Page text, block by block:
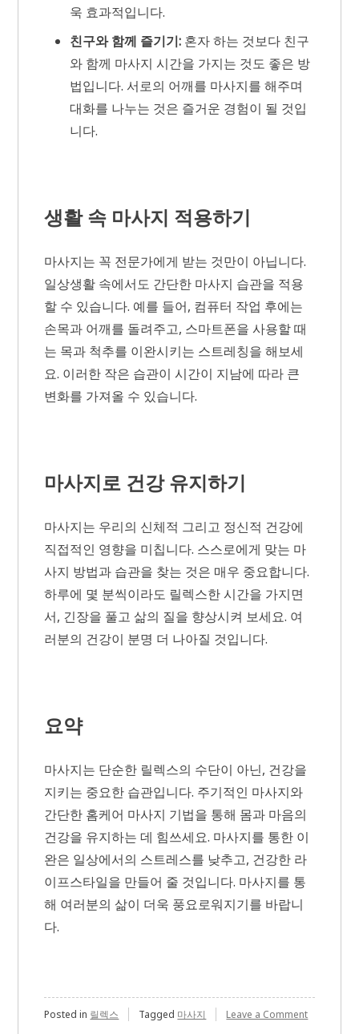
욱 효과적입니다.
친구와 함께 즐기기: 혼자 하는 것보다 친구
와 함께 마사지 시간을 가지는 것도 좋은 방
법입니다. 서로의 어깨를 마사지를 해주며
대화를 나누는 것은 즐거운 경험이 될 것입
니다.
생활 속 마사지 적용하기
마사지는 꼭 전문가에게 받는 것만이 아닙니다.
일상생활 속에서도 간단한 마사지 습관을 적용
할 수 있습니다. 예를 들어, 컴퓨터 작업 후에는
손목과 어깨를 돌려주고, 스마트폰을 사용할 때
는 목과 척추를 이완시키는 스트레칭을 해보세
요. 이러한 작은 습관이 시간이 지남에 따라 큰
변화를 가져올 수 있습니다.
마사지로 건강 유지하기
마사지는 우리의 신체적 그리고 정신적 건강에
직접적인 영향을 미칩니다. 스스로에게 맞는 마
사지 방법과 습관을 찾는 것은 매우 중요합니다.
하루에 몇 분씩이라도 릴렉스한 시간을 가지면
서, 긴장을 풀고 삶의 질을 향상시켜 보세요. 여
러분의 건강이 분명 더 나아질 것입니다.
요약
마사지는 단순한 릴렉스의 수단이 아닌, 건강을
지키는 중요한 습관입니다. 주기적인 마사지와
간단한 홈케어 마사지 기법을 통해 몸과 마음의
건강을 유지하는 데 힘쓰세요. 마사지를 통한 이
완은 일상에서의 스트레스를 낮추고, 건강한 라
이프스타일을 만들어 줄 것입니다. 마사지를 통
해 여러분의 삶이 더욱 풍요로워지기를 바랍니
다.
Posted in 릴렉스 Tagged 마사지 Leave a Commenton